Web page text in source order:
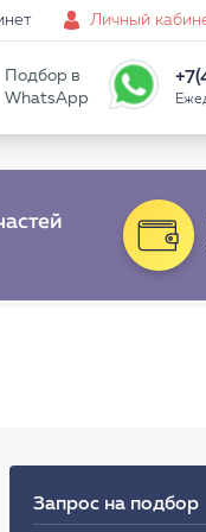
Личный
Подбор в
WhatsApp
Запрос на подбор